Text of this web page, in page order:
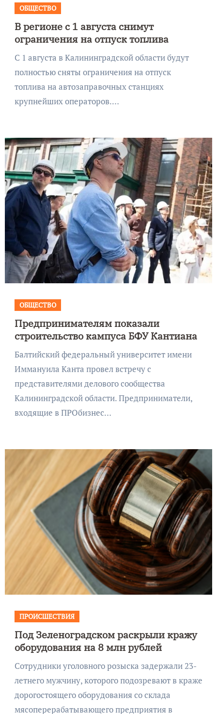
ОБЩЕСТВО
В регионе с 1 августа снимут
ограничения на отпуск топлива
С 1 августа в Калининградской области будут
полностью сняты ограничения на отпуск
топлива на автозаправочных станциях
крупнейших операторов.…
ОБЩЕСТВО
Предпринимателям показали
строительство кампуса БФУ Кантиана
Балтийский федеральный университет имени
Иммануила Канта провел встречу с
представителями делового сообщества
Калининградской области. Предприниматели,
входящие в ПРОбизнес…
ПРОИСШЕСТВИЯ
Под Зеленоградском раскрыли кражу
оборудования на 8 млн рублей
Сотрудники уголовного розыска задержали 23-
летнего мужчину, которого подозревают в краже
дорогостоящего оборудования со склада
мясоперерабатывающего предприятия в